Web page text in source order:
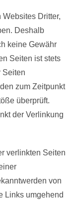
Dritter,
Deshalb
keine Gewähr
Seiten ist stets
Seiten
zum Zeitpunkt
überprüft.
der Verlinkung
verlinkten Seiten
von
Links umgehend